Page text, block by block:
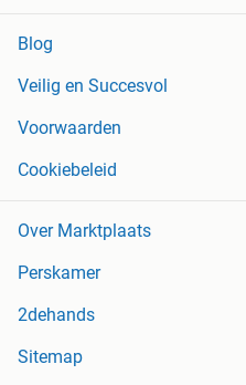
Blog
Veilig en Succesvol
Voorwaarden
Cookiebeleid
Over Marktplaats
Perskamer
2dehands
Sitemap